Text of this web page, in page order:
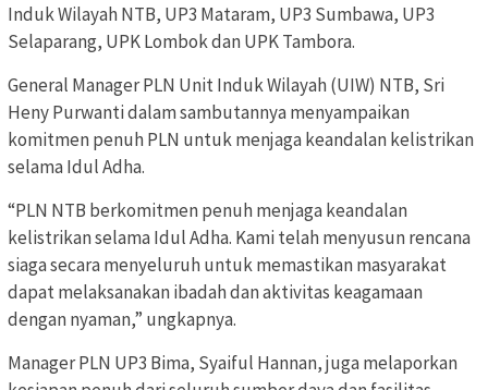
Induk Wilayah NTB, UP3 Mataram, UP3 Sumbawa, UP3
Selaparang, UPK Lombok dan UPK Tambora.
General Manager PLN Unit Induk Wilayah (UIW) NTB, Sri
Heny Purwanti dalam sambutannya menyampaikan
komitmen penuh PLN untuk menjaga keandalan kelistrikan
selama Idul Adha.
“PLN NTB berkomitmen penuh menjaga keandalan
kelistrikan selama Idul Adha. Kami telah menyusun rencana
siaga secara menyeluruh untuk memastikan masyarakat
dapat melaksanakan ibadah dan aktivitas keagamaan
dengan nyaman,” ungkapnya.
Manager PLN UP3 Bima, Syaiful Hannan, juga melaporkan